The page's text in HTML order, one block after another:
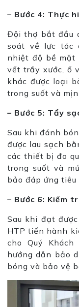
– Bước 4: Thực
Đội thợ bắt đầu
soát về lực tác
nhiệt độ bề mặt
vết trầy xước, ố
khác được loại
trong suốt và mịn
– Bước 5: Tẩy
Sau khi đánh
được lau sạch
các thiết bị đo
trong suốt và
bảo đáp ứng
– Bước 6: Kiểm
Sau khi đạt
HTP tiến hành
cho Quý
hướng dẫn bảo
bóng và bảo vệ